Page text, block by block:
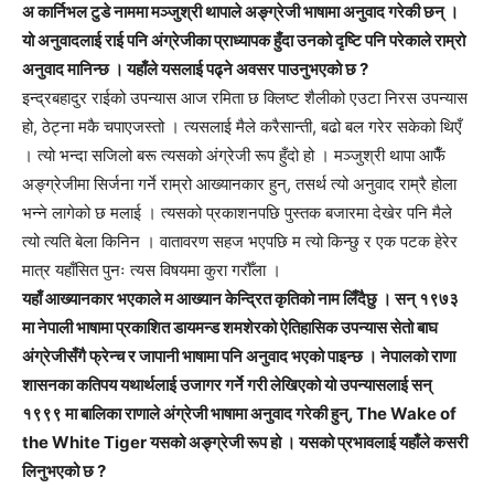
अ कार्निभल टुडे नाममा मञ्जुश्री थापाले अङ्ग्रेजी भाषामा अनुवाद गरेकी छन् ।
यो अनुवादलाई राई पनि अंग्रेजीका प्राध्यापक हुँदा उनको दृष्टि पनि परेकाले राम्रो
अनुवाद मानिन्छ । यहाँले यसलाई पढ्ने अवसर पाउनुभएको छ ?
इन्द्रबहादुर राईको उपन्यास आज रमिता छ क्लिष्ट शैलीको एउटा निरस उपन्यास
हो, ठेट्ना मकै चपाएजस्तो । त्यसलाई मैले करैसान्ती, बढो बल गरेर सकेको थिएँ
। त्यो भन्दा सजिलो बरू त्यसको अंग्रेजी रूप हुँदो हो । मञ्जुश्री थापा आफैँ
अङ्ग्रेजीमा सिर्जना गर्ने राम्रो आख्यानकार हुन्, तसर्थ त्यो अनुवाद राम्रै होला
भन्ने लागेको छ मलाई । त्यसको प्रकाशनपछि पुस्तक बजारमा देखेर पनि मैले
त्यो त्यति बेला किनिन । वातावरण सहज भएपछि म त्यो किन्छु र एक पटक हेरेर
मात्र यहाँसित पुनः त्यस विषयमा कुरा गरौँला ।
यहाँ आख्यानकार भएकाले म आख्यान केन्द्रित कृतिको नाम लिँदैछु । सन् १९७३
मा नेपाली भाषामा प्रकाशित डायमन्ड शमशेरको ऐतिहासिक उपन्यास सेतो बाघ
अंग्रेजीसँगै फ्रेन्च र जापानी भाषामा पनि अनुवाद भएको पाइन्छ । नेपालको राणा
शासनका कतिपय यथार्थलाई उजागर गर्ने गरी लेखिएको यो उपन्यासलाई सन्
१९९९ मा बालिका राणाले अंग्रेजी भाषामा अनुवाद गरेकी हुन्, The Wake of
the White Tiger यसको अङ्ग्रेजी रूप हो । यसको प्रभावलाई यहाँले कसरी
लिनुभएको छ ?